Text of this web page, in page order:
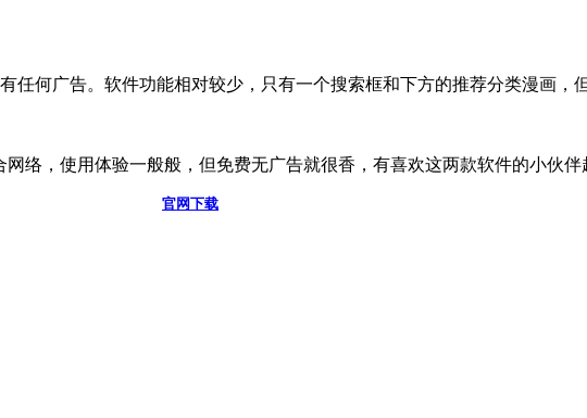
何广告。软件功能相对较少，只有一个搜索框和下方的推荐分类漫画，
络，使用体验一般般，但免费无广告就很香，有喜欢这两款软件的小伙伴
官网下载